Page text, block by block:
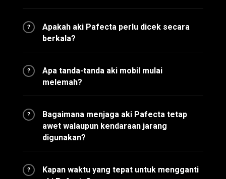
?
Apakah aki Pafecta perlu dicek secara
berkala?
?
Apa tanda-tanda aki mobil mulai
melemah?
?
Bagaimana menjaga aki Pafecta tetap
awet walaupun kendaraan jarang
digunakan?
?
Kapan waktu yang tepat untuk mengganti